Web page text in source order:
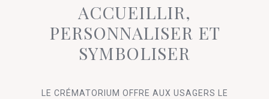
ACCUEILLIR,
PERSONNALISER ET
SYMBOLISER
LE CRÉMATORIUM OFFRE AUX USAGERS LE